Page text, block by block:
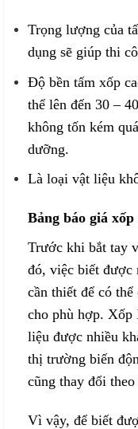
Trọng lượng của
dụng sẽ giúp thi
Độ bền tấm xốp
thể lên đến 30 –
không tốn kém
dưỡng.
Là loại vật liệu
Bảng báo giá
Trước khi bắt tay
đó, việc biết được
cần thiết để có
cho phù hợp. Xốp
liệu được nhiều
thị trường biến
cũng thay đổi
Vì vậy, để biết